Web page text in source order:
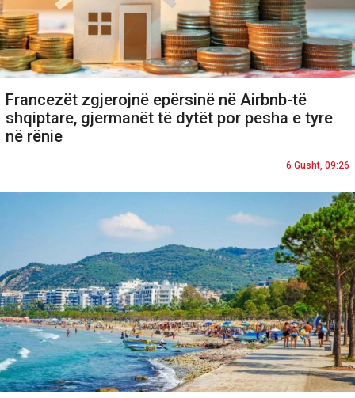
Francezët zgjerojnë epërsinë në Airbnb-të
shqiptare, gjermanët të dytët por pesha e tyre
në rënie
6 Gusht, 09:26